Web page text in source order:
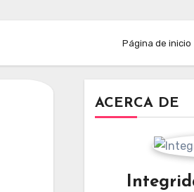
Página de inicio
ACERCA DE